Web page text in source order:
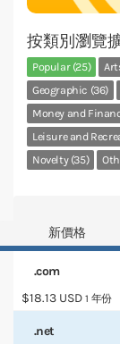
按類別瀏覽
Popular (25)
Geographic (36)
Money and
Leisure and
Novelty (35)
新價格
.com
$18.13 USD 1 年份
.net